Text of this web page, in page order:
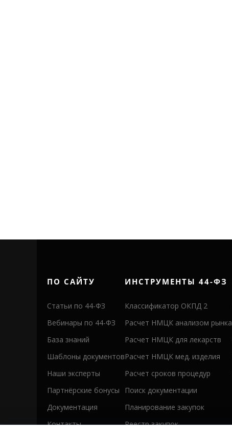
ПО САЙТУ
Статьи по 44-ФЗ
Вебинары по 44-ФЗ
База знаний
Шаблоны документов
Наши эксперты
Партнёрские бонусы
Документация
Контакты
ИНСТРУМЕНТЫ 44-ФЗ
Классификатор ОКПД 2
Расчет НМЦК анализом рынка
Расчет НМЦК для лекарств
Расчет НМЦК мед. изделия
Расчет сроков процедур
Поиск документации
Планирование закупок
Реестр закупок